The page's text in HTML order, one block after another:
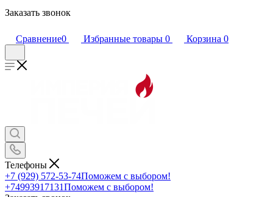
Заказать звонок
Сравнение0 Избранные товары 0 Корзина 0
Телефоны
+7 (929) 572-53-74Поможем с выбором!
+74993917131Поможем с выбором!